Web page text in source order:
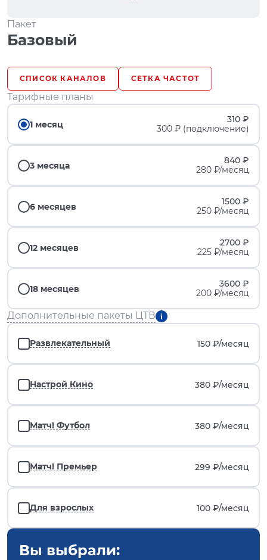
Пакет
Базовый
СПИСОК КАНАЛОВ СЕТКА ЧАСТОТ
Тарифные планы
1 месяц
310 ₽
300 ₽ (подключение)
3 месяца
840 ₽
280 ₽/месяц
6 месяцев
1500 ₽
250 ₽/месяц
12 месяцев
2700 ₽
225 ₽/месяц
18 месяцев
3600 ₽
200 ₽/месяц
Дополнительные пакеты ЦТВ
Развлекательный 150 ₽/месяц
Настрой Кино 380 ₽/месяц
Матч! Футбол 380 ₽/месяц
Матч! Премьер 299 ₽/месяц
Для взрослых 100 ₽/месяц
Вы выбрали: